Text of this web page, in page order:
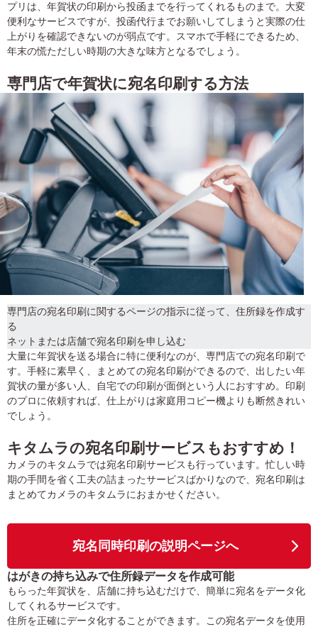
プリは、年賀状の印刷から投函までを行ってくれるものまで。大変
便利なサービスですが、投函代行までお願いしてしまうと実際の仕
上がりを確認できないのが弱点です。スマホで手軽にできるため、
年末の慌ただしい時期の大きな味方となるでしょう。
専門店で年賀状に宛名印刷する方法
専門店の宛名印刷に関するページの指示に従って、住所録を作成す
る
ネットまたは店舗で宛名印刷を申し込む
大量に年賀状を送る場合に特に便利なのが、専門店での宛名印刷で
す。手軽に素早く、まとめての宛名印刷ができるので、出したい年
賀状の量が多い人、自宅での印刷が面倒という人におすすめ。印刷
のプロに依頼すれば、仕上がりは家庭用コピー機よりも断然きれい
でしょう。
キタムラの宛名印刷サービスもおすすめ！
カメラのキタムラでは宛名印刷サービスも行っています。忙しい時
期の手間を省く工夫の詰まったサービスばかりなので、宛名印刷は
まとめてカメラのキタムラにおまかせください。
宛名同時印刷の説明ページへ
はがきの持ち込みで住所録データを作成可能
もらった年賀状を、店舗に持ち込むだけで、簡単に宛名をデータ化
してくれるサービスです。
住所を正確にデータ化することができます。この宛名データを使用